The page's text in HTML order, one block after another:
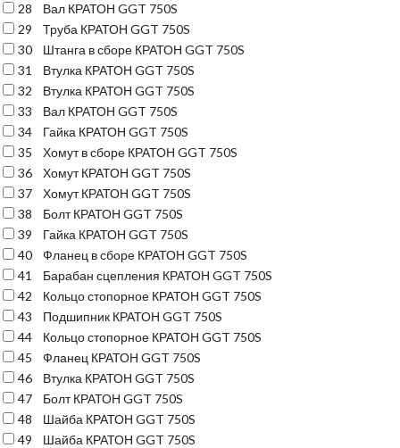
28
Вал КРАТОН GGT 750S
29
Труба КРАТОН GGT 750S
30
Штанга в сборе КРАТОН GGT 750S
31
Втулка КРАТОН GGT 750S
32
Втулка КРАТОН GGT 750S
33
Вал КРАТОН GGT 750S
34
Гайка КРАТОН GGT 750S
35
Хомут в сборе КРАТОН GGT 750S
36
Хомут КРАТОН GGT 750S
37
Хомут КРАТОН GGT 750S
38
Болт КРАТОН GGT 750S
39
Гайка КРАТОН GGT 750S
40
Фланец в сборе КРАТОН GGT 750S
41
Барабан сцепления КРАТОН GGT 750S
42
Кольцо стопорное КРАТОН GGT 750S
43
Подшипник КРАТОН GGT 750S
44
Кольцо стопорное КРАТОН GGT 750S
45
Фланец КРАТОН GGT 750S
46
Втулка КРАТОН GGT 750S
47
Болт КРАТОН GGT 750S
48
Шайба КРАТОН GGT 750S
49
Шайба КРАТОН GGT 750S